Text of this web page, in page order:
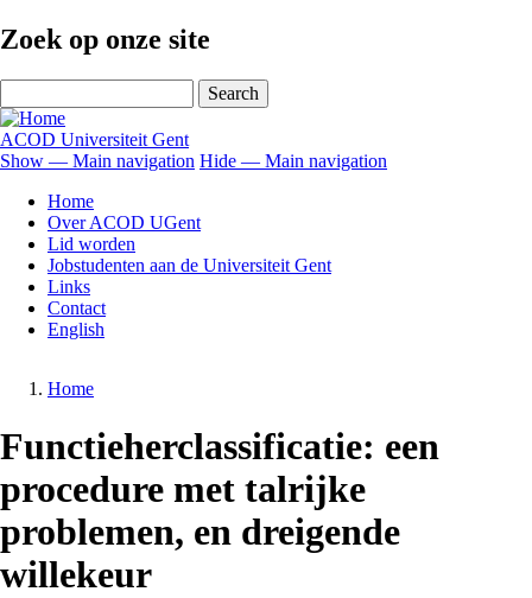
Skip
to
main
Zoek op onze site
ACOD Universiteit Gent
Main
navigation
Show — Main navigation Hide — Main navigation
Home
Over ACOD UGent
Lid worden
Jobstudenten aan de Universiteit Gent
Links
Contact
English
Home
Functieherclassificatie: een
procedure met talrijke
problemen, en dreigende
willekeur